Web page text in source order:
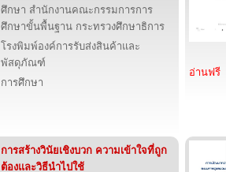
ศึกษา สำนักงานคณะกรรมการการ
ศึกษาขั้นพื้นฐาน กระทรวงศึกษาธิการ
โรงพิมพ์องค์การรับส่งสินค้าและ
พัสดุภัณฑ์
การศึกษา
อ่านฟรี
การสร้างวินัยเชิงบวก ความเข้าใจที่ถูก
ต้องและวิธีนำไปใช้